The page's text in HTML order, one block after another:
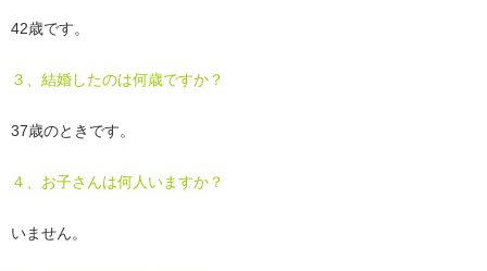
42歳です。
３、結婚したのは何歳ですか？
37歳のときです。
４、お子さんは何人いますか？
いません。